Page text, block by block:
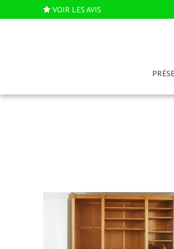
VOIR LES AVIS